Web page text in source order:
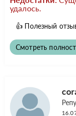
удалось.
👍 Полезный
Смотреть